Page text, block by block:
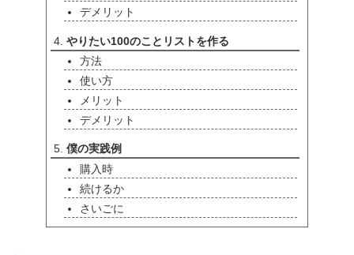
デメリット
やりたい100のことリストを作る
方法
使い方
メリット
デメリット
僕の実践例
購入時
続けるか
さいごに